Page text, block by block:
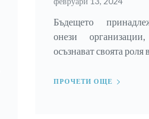
Бъдещето
онези
осъзнават своята роля
ПРОЧЕТИ ОЩЕ